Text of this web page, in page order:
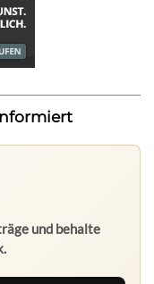
und behalte